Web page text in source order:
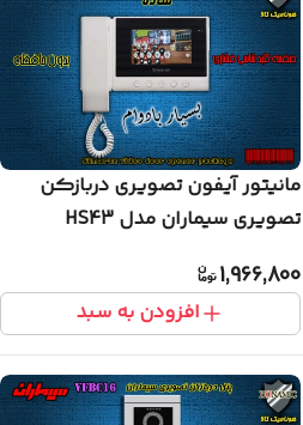
مانیتور آیفون تصویری دربازکن
تصویری سیماران مدل HS43
1,966,800
افزودن به سبد